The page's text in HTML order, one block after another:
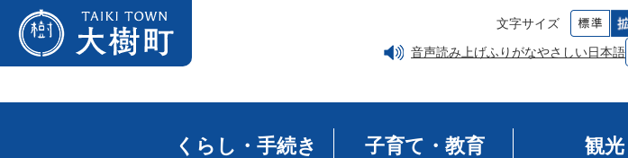
文字サイズ
音声読み上げふりがなやさしい日本語
くらし・手続き 子育て・教育 観光